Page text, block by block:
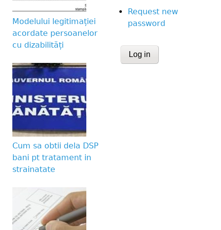
Modelului legitimației
acordate persoanelor
cu dizabilități
Cum sa obtii dela DSP
bani pt tratament in
strainatate
Request new
password
CAPTCHA